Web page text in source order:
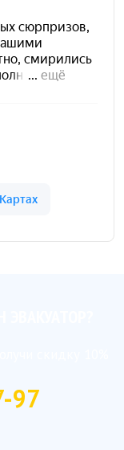
97